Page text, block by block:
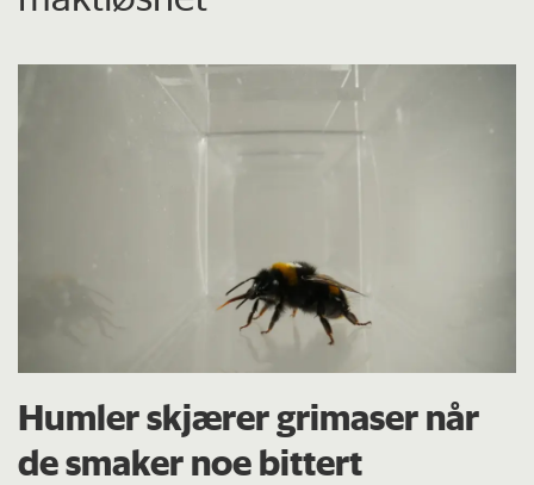
Humler skjærer grimaser når
de smaker noe bittert